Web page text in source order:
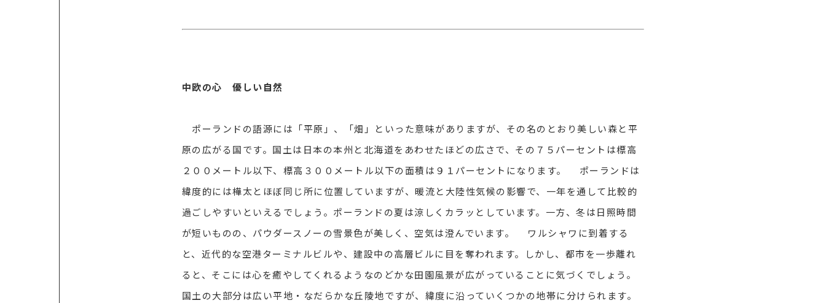
中欧の心 優しい自然
ポーランドの語源には「平原」、「畑」といった意味がありますが、その名のとおり美しい森と平
原の広がる国です。国土は日本の本州と北海道をあわせたほどの広さで、その７５パーセントは標高
２００メートル以下、標高３００メートル以下の面積は９１パーセントになります。 ポーランドは
緯度的には樺太とほぼ同じ所に位置していますが、暖流と大陸性気候の影響で、一年を通して比較的
過ごしやすいといえるでしょう。ポーランドの夏は涼しくカラッとしています。一方、冬は日照時間
が短いものの、パウダースノーの雪景色が美しく、空気は澄んでいます。 ワルシャワに到着する
と、近代的な空港ターミナルビルや、建設中の高層ビルに目を奪われます。しかし、都市を一歩離れ
ると、そこには心を癒やしてくれるようなのどかな田園風景が広がっていることに気づくでしょう。
国土の大部分は広い平地・なだらかな丘陵地ですが、緯度に沿っていくつかの地帯に分けられます。